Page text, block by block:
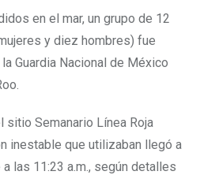
en el mar, un grupo de 12
y diez hombres) fue
Guardia Nacional de México
sitio Semanario Línea Roja
inestable que utilizaban llegó a
las 11:23 a.m., según detalles